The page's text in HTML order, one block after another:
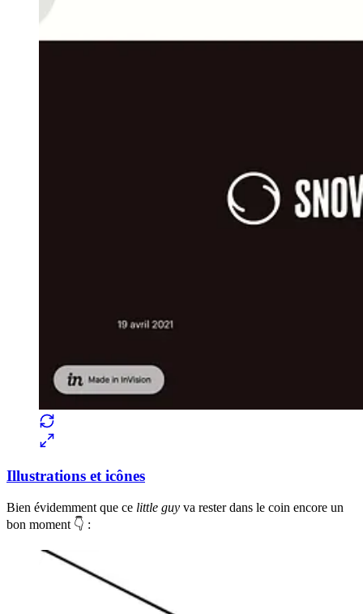
Illustrations et icônes
Bien évidemment que ce little guy va rester dans le coin encore un
bon moment 👇 :